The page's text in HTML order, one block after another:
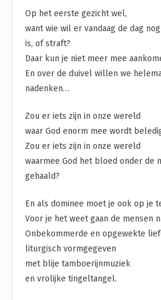
Op het eerste gezicht wel,
want wie wil er vandaag de dag
is, of straft?
Daar kun je niet meer mee
En over de duivel willen we
nadenken…
Zou er iets zijn in onze wereld
waar God enorm mee wordt
Zou er iets zijn in onze wereld
waarmee God het bloed onder de
gehaald?
En als dominee moet je ook op je
Voor je het weet gaan de mensen
Onbekommerde en opgewekte
liturgisch vormgegeven
met blije tamboerijnmuziek
en vrolijke tingeltangel.